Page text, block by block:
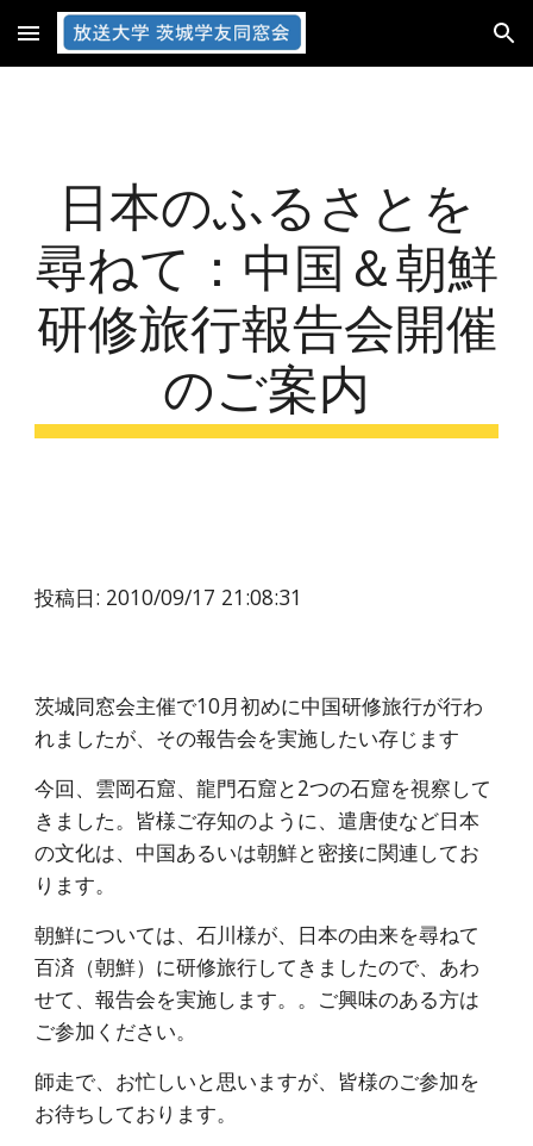
Skip to main content Skip to navigation
日本のふるさとを
尋ねて：中国＆朝鮮
研修旅行報告会開催
のご案内
投稿日: 2010/09/17 21:08:31
茨城同窓会主催で10月初めに中国研修旅行が行わ
れましたが、その報告会を実施したい存じます
今回、雲岡石窟、龍門石窟と2つの石窟を視察して
きました。皆様ご存知のように、遣唐使など日本
の文化は、中国あるいは朝鮮と密接に関連してお
ります。
朝鮮については、石川様が、日本の由来を尋ねて
百済（朝鮮）に研修旅行してきましたので、あわ
せて、報告会を実施します。。ご興味のある方は
ご参加ください。
師走で、お忙しいと思いますが、皆様のご参加を
お待ちしております。